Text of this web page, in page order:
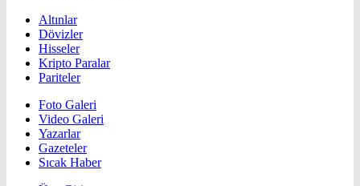
Altınlar
Dövizler
Hisseler
Kripto Paralar
Pariteler
Foto Galeri
Video Galeri
Yazarlar
Gazeteler
Sıcak Haber